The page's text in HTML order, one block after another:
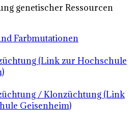
genetischer Ressourcen
Farbmutationen
(Link zur Hochschule
/ Klonzüchtung (Link
Geisenheim)